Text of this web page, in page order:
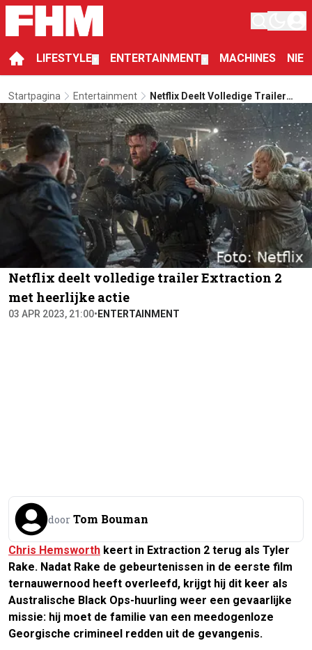
LIFESTYLE ENTERTAINMENT MACHINES
Startpagina Entertainment
Netflix Deelt Volledige Trailer
Extraction 2 Met Heerlijke Actie
Netflix deelt volledige trailer Extraction 2
met heerlijke actie
03 APR 2023, 21:00• ENTERTAINMENT
door Tom Bouman
Chris Hemsworth keert in Extraction 2 terug als Tyler
Rake. Nadat Rake de gebeurtenissen in de eerste film
ternauwernood heeft overleefd, krijgt hij dit keer als
Australische Black Ops-huurling weer een gevaarlijke
missie: hij moet de familie van een meedogenloze
Georgische crimineel redden uit de gevangenis.